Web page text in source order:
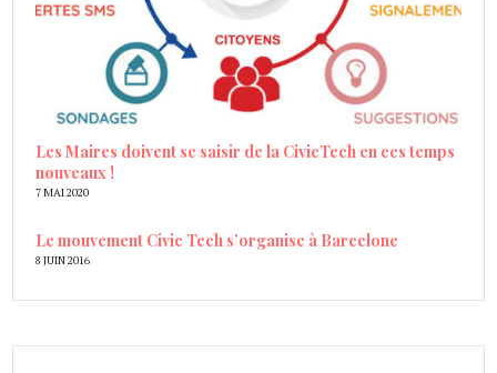
Les Maires doivent se saisir de la CivicTech en ces temps
nouveaux !
7 MAI 2020
Le mouvement Civic Tech s’organise à Barcelone
8 JUIN 2016